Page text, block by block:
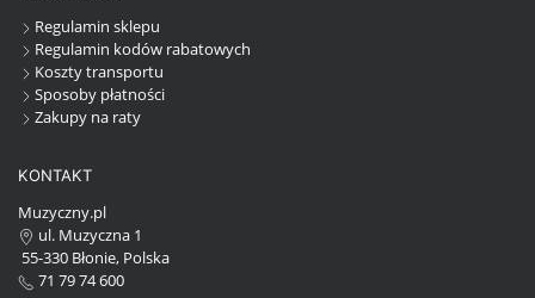
Regulamin sklepu
Regulamin kodów rabatowych
Koszty transportu
Sposoby płatności
Zakupy na raty
KONTAKT
Muzyczny.pl
ul. Muzyczna 1
55-330 Błonie, Polska
71 79 74 600